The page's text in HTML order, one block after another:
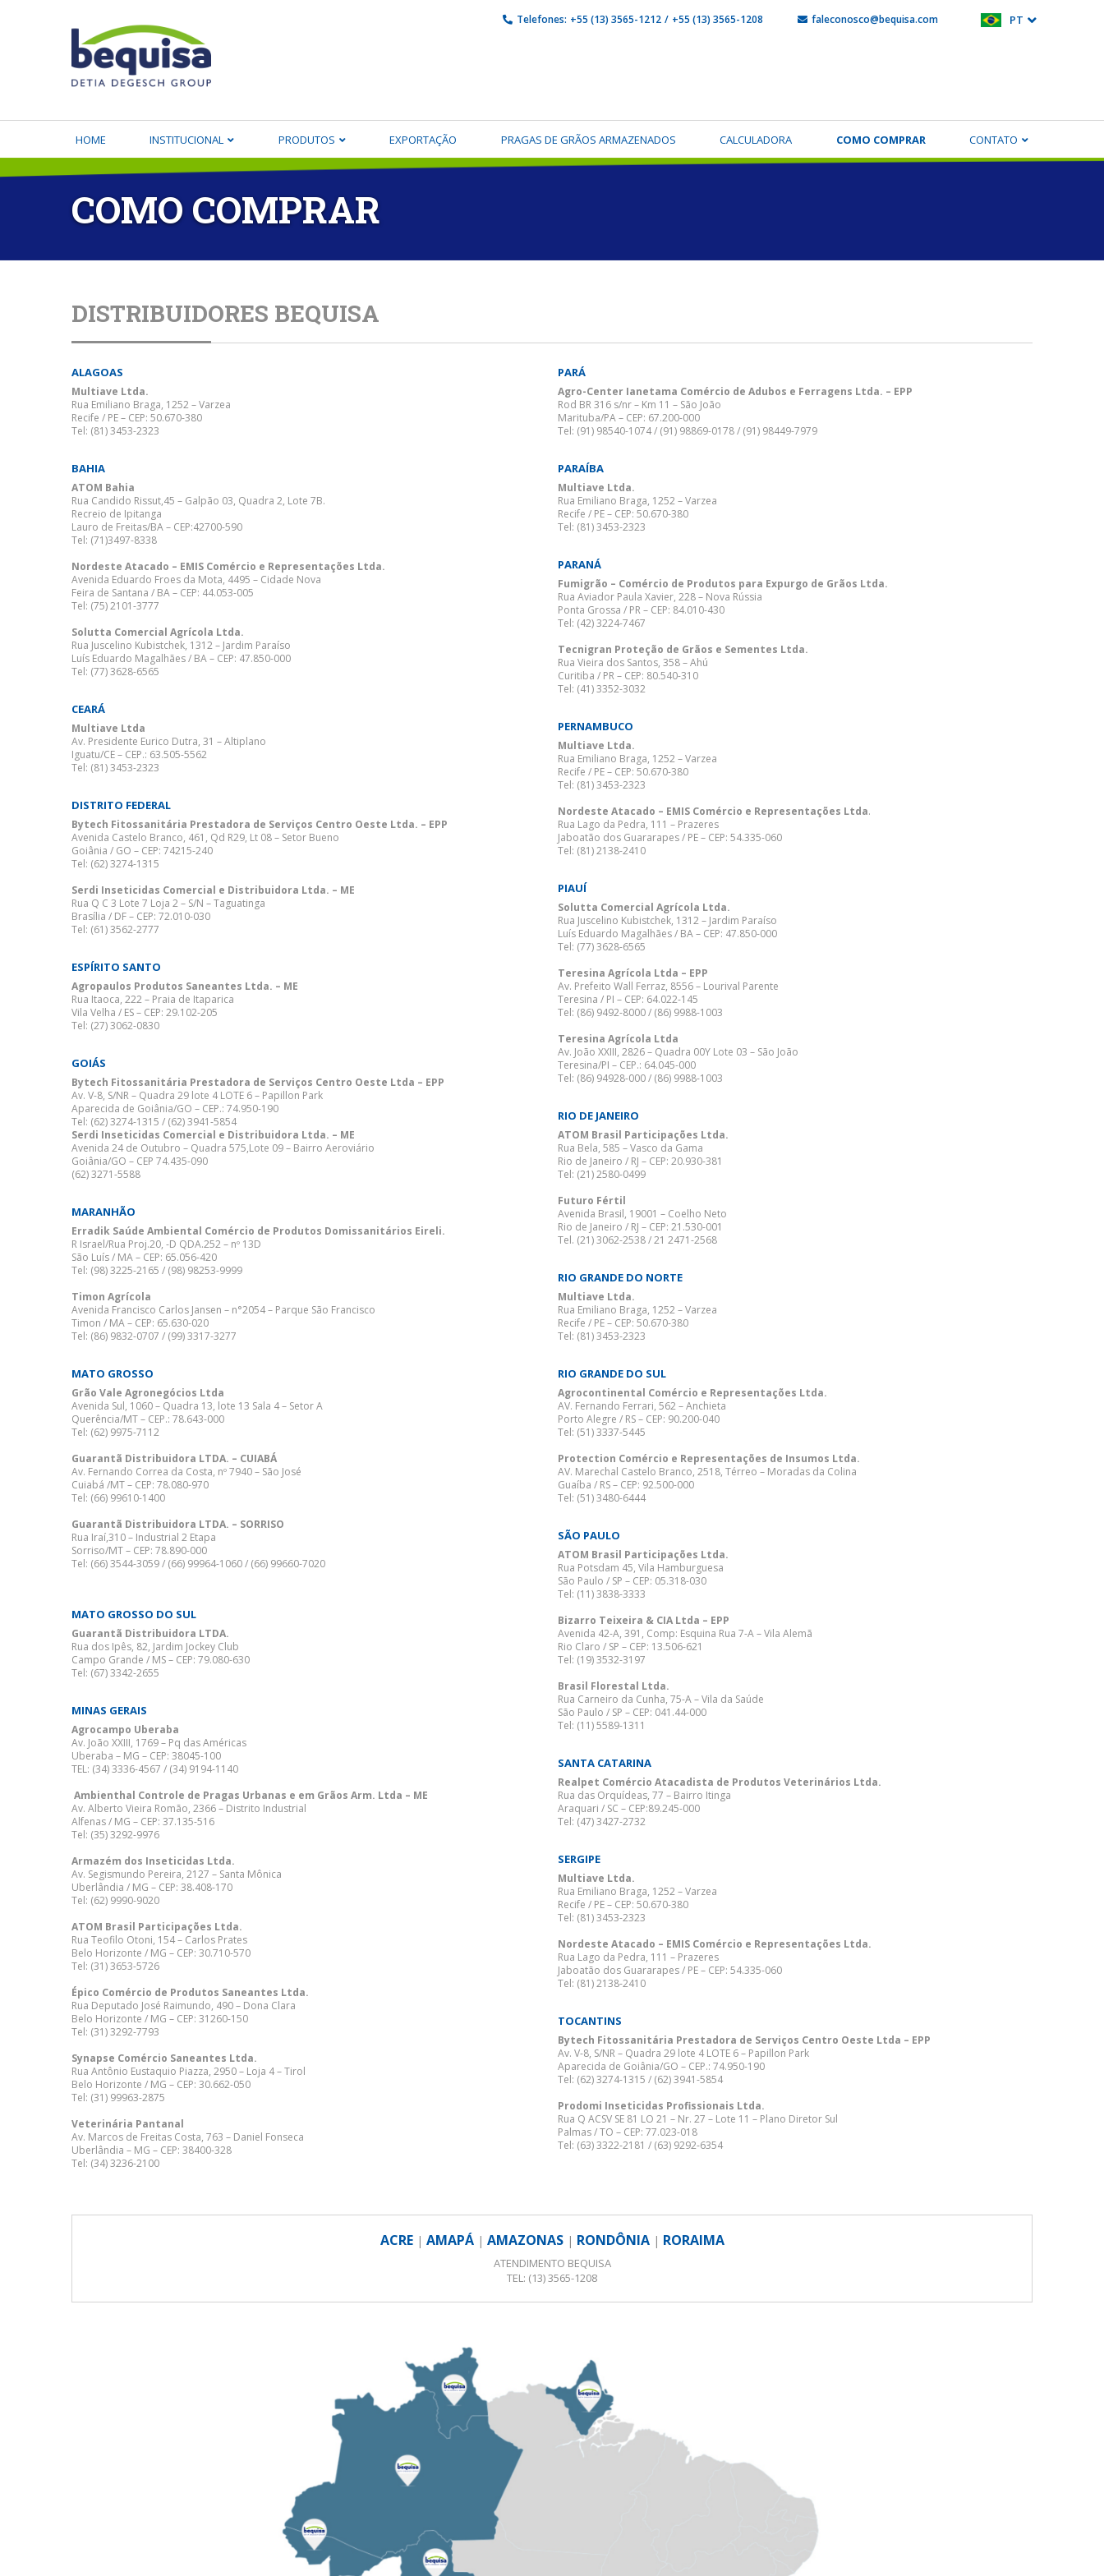
Telefones: +55 (13) 3565-1212 / +55 (13) 3565-1208 faleconosco@bequisa.com PT
HOME INSTITUCIONAL PRODUTOS EXPORTAÇÃO PRAGAS DE GRÃOS ARMAZENADOS CALCULADORA COMO COMPRAR CONTATO
COMO COMPRAR
DISTRIBUIDORES BEQUISA
ALAGOAS
Multiave Ltda.
Rua Emiliano Braga, 1252 – Varzea
Recife / PE – CEP: 50.670-380
Tel: (81) 3453-2323
BAHIA
ATOM Bahia
Rua Candido Rissut,45 – Galpão 03, Quadra 2, Lote 7B.
Recreio de Ipitanga
Lauro de Freitas/BA – CEP:42700-590
Tel: (71)3497-8338
Nordeste Atacado – EMIS Comércio e Representações Ltda.
Avenida Eduardo Froes da Mota, 4495 – Cidade Nova
Feira de Santana / BA – CEP: 44.053-005
Tel: (75) 2101-3777
Solutta Comercial Agrícola Ltda.
Rua Juscelino Kubistchek, 1312 – Jardim Paraíso
Luís Eduardo Magalhães / BA – CEP: 47.850-000
Tel: (77) 3628-6565
CEARÁ
Multiave Ltda
Av. Presidente Eurico Dutra, 31 – Altiplano
Iguatu/CE – CEP.: 63.505-5562
Tel: (81) 3453-2323
DISTRITO FEDERAL
Bytech Fitossanitária Prestadora de Serviços Centro Oeste Ltda. – EPP
Avenida Castelo Branco, 461, Qd R29, Lt 08 – Setor Bueno
Goiânia / GO – CEP: 74215-240
Tel: (62) 3274-1315
Serdi Inseticidas Comercial e Distribuidora Ltda. – ME
Rua Q C 3 Lote 7 Loja 2 – S/N – Taguatinga
Brasília / DF – CEP: 72.010-030
Tel: (61) 3562-2777
ESPÍRITO SANTO
Agropaulos Produtos Saneantes Ltda. – ME
Rua Itaoca, 222 – Praia de Itaparica
Vila Velha / ES – CEP: 29.102-205
Tel: (27) 3062-0830
GOIÁS
Bytech Fitossanitária Prestadora de Serviços Centro Oeste Ltda – EPP
Av. V-8, S/NR – Quadra 29 lote 4 LOTE 6 – Papillon Park
Aparecida de Goiânia/GO – CEP.: 74.950-190
Tel: (62) 3274-1315 / (62) 3941-5854
Serdi Inseticidas Comercial e Distribuidora Ltda. – ME
Avenida 24 de Outubro – Quadra 575,Lote 09 – Bairro Aeroviário
Goiânia/GO – CEP 74.435-090
(62) 3271-5588
MARANHÃO
Erradik Saúde Ambiental Comércio de Produtos Domissanitários Eireli.
R Israel/Rua Proj.20, -D QDA.252 – nº 13D
São Luís / MA – CEP: 65.056-420
Tel: (98) 3225-2165 / (98) 98253-9999
Timon Agrícola
Avenida Francisco Carlos Jansen – n°2054 – Parque São Francisco
Timon / MA – CEP: 65.630-020
Tel: (86) 9832-0707 / (99) 3317-3277
MATO GROSSO
Grão Vale Agronegócios Ltda
Avenida Sul, 1060 – Quadra 13, lote 13 Sala 4 – Setor A
Querência/MT – CEP.: 78.643-000
Tel: (62) 9975-7112
Guarantã Distribuidora LTDA. – CUIABÁ
Av. Fernando Correa da Costa, nº 7940 – São José
Cuiabá /MT – CEP: 78.080-970
Tel: (66) 99610-1400
Guarantã Distribuidora LTDA. – SORRISO
Rua Iraí,310 – Industrial 2 Etapa
Sorriso/MT – CEP: 78.890-000
Tel: (66) 3544-3059 / (66) 99964-1060 / (66) 99660-7020
MATO GROSSO DO SUL
Guarantã Distribuidora LTDA.
Rua dos Ipês, 82, Jardim Jockey Club
Campo Grande / MS – CEP: 79.080-630
Tel: (67) 3342-2655
MINAS GERAIS
Agrocampo Uberaba
Av. João XXIII, 1769 – Pq das Américas
Uberaba – MG – CEP: 38045-100
TEL: (34) 3336-4567 / (34) 9194-1140
Ambienthal Controle de Pragas Urbanas e em Grãos Arm. Ltda – ME
Av. Alberto Vieira Romão, 2366 – Distrito Industrial
Alfenas / MG – CEP: 37.135-516
Tel: (35) 3292-9976
Armazém dos Inseticidas Ltda.
Av. Segismundo Pereira, 2127 – Santa Mônica
Uberlândia / MG – CEP: 38.408-170
Tel: (62) 9990-9020
ATOM Brasil Participações Ltda.
Rua Teofilo Otoni, 154 – Carlos Prates
Belo Horizonte / MG – CEP: 30.710-570
Tel: (31) 3653-5726
Épico Comércio de Produtos Saneantes Ltda.
Rua Deputado José Raimundo, 490 – Dona Clara
Belo Horizonte / MG – CEP: 31260-150
Tel: (31) 3292-7793
Synapse Comércio Saneantes Ltda.
Rua Antônio Eustaquio Piazza, 2950 – Loja 4 – Tirol
Belo Horizonte / MG – CEP: 30.662-050
Tel: (31) 99963-2875
Veterinária Pantanal
Av. Marcos de Freitas Costa, 763 – Daniel Fonseca
Uberlândia – MG – CEP: 38400-328
Tel: (34) 3236-2100
PARÁ
Agro-Center Ianetama Comércio de Adubos e Ferragens Ltda. – EPP
Rod BR 316 s/nr – Km 11 – São João
Marituba/PA – CEP: 67.200-000
Tel: (91) 98540-1074 / (91) 98869-0178 / (91) 98449-7979
PARAÍBA
Multiave Ltda.
Rua Emiliano Braga, 1252 – Varzea
Recife / PE – CEP: 50.670-380
Tel: (81) 3453-2323
PARANÁ
Fumigrão – Comércio de Produtos para Expurgo de Grãos Ltda.
Rua Aviador Paula Xavier, 228 – Nova Rússia
Ponta Grossa / PR – CEP: 84.010-430
Tel: (42) 3224-7467
Tecnigran Proteção de Grãos e Sementes Ltda.
Rua Vieira dos Santos, 358 – Ahú
Curitiba / PR – CEP: 80.540-310
Tel: (41) 3352-3032
PERNAMBUCO
Multiave Ltda.
Rua Emiliano Braga, 1252 – Varzea
Recife / PE – CEP: 50.670-380
Tel: (81) 3453-2323
Nordeste Atacado – EMIS Comércio e Representações Ltda.
Rua Lago da Pedra, 111 – Prazeres
Jaboatão dos Guararapes / PE – CEP: 54.335-060
Tel: (81) 2138-2410
PIAUÍ
Solutta Comercial Agrícola Ltda.
Rua Juscelino Kubistchek, 1312 – Jardim Paraíso
Luís Eduardo Magalhães / BA – CEP: 47.850-000
Tel: (77) 3628-6565
Teresina Agrícola Ltda – EPP
Av. Prefeito Wall Ferraz, 8556 – Lourival Parente
Teresina / PI – CEP: 64.022-145
Tel: (86) 9492-8000 / (86) 9988-1003
Teresina Agrícola Ltda
Av. João XXIII, 2826 – Quadra 00Y Lote 03 – São João
Teresina/PI – CEP.: 64.045-000
Tel: (86) 94928-000 / (86) 9988-1003
RIO DE JANEIRO
ATOM Brasil Participações Ltda.
Rua Bela, 585 – Vasco da Gama
Rio de Janeiro / RJ – CEP: 20.930-381
Tel: (21) 2580-0499
Futuro Fértil
Avenida Brasil, 19001 – Coelho Neto
Rio de Janeiro / RJ – CEP: 21.530-001
Tel. (21) 3062-2538 / 21 2471-2568
RIO GRANDE DO NORTE
Multiave Ltda.
Rua Emiliano Braga, 1252 – Varzea
Recife / PE – CEP: 50.670-380
Tel: (81) 3453-2323
RIO GRANDE DO SUL
Agrocontinental Comércio e Representações Ltda.
AV. Fernando Ferrari, 562 – Anchieta
Porto Alegre / RS – CEP: 90.200-040
Tel: (51) 3337-5445
Protection Comércio e Representações de Insumos Ltda.
AV. Marechal Castelo Branco, 2518, Térreo – Moradas da Colina
Guaíba / RS – CEP: 92.500-000
Tel: (51) 3480-6444
SÃO PAULO
ATOM Brasil Participações Ltda.
Rua Potsdam 45, Vila Hamburguesa
São Paulo / SP – CEP: 05.318-030
Tel: (11) 3838-3333
Bizarro Teixeira & CIA Ltda – EPP
Avenida 42-A, 391, Comp: Esquina Rua 7-A – Vila Alemã
Rio Claro / SP – CEP: 13.506-621
Tel: (19) 3532-3197
Brasil Florestal Ltda.
Rua Carneiro da Cunha, 75-A – Vila da Saúde
São Paulo / SP – CEP: 041.44-000
Tel: (11) 5589-1311
SANTA CATARINA
Realpet Comércio Atacadista de Produtos Veterinários Ltda.
Rua das Orquídeas, 77 – Bairro Itinga
Araquari / SC – CEP:89.245-000
Tel: (47) 3427-2732
SERGIPE
Multiave Ltda.
Rua Emiliano Braga, 1252 – Varzea
Recife / PE – CEP: 50.670-380
Tel: (81) 3453-2323
Nordeste Atacado – EMIS Comércio e Representações Ltda.
Rua Lago da Pedra, 111 – Prazeres
Jaboatão dos Guararapes / PE – CEP: 54.335-060
Tel: (81) 2138-2410
TOCANTINS
Bytech Fitossanitária Prestadora de Serviços Centro Oeste Ltda – EPP
Av. V-8, S/NR – Quadra 29 lote 4 LOTE 6 – Papillon Park
Aparecida de Goiânia/GO – CEP.: 74.950-190
Tel: (62) 3274-1315 / (62) 3941-5854
Prodomi Inseticidas Profissionais Ltda.
Rua Q ACSV SE 81 LO 21 – Nr. 27 – Lote 11 – Plano Diretor Sul
Palmas / TO – CEP: 77.023-018
Tel: (63) 3322-2181 / (63) 9292-6354
ACRE| AMAPÁ| AMAZONAS| RONDÔNIA| RORAIMA
ATENDIMENTO BEQUISA
TEL: (13) 3565-1208